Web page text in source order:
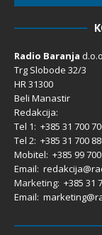
Radio Baranja d.o.o
Trg Slobode 32/3
HR 31300
Beli Manastir
Redakcija:
Tel 1: +385 31 700
Tel 2: +385 31 700
Mobitel: +385 99
Email:
Marketing: +385 31
Email: